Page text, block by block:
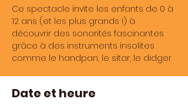
Ce spectacle invite les enfants de 0 à
12 ans (et les plus grands !) à
découvrir des sonorités fascinantes
grâce à des instruments insolites
comme le handpan, le sitar, le didger
Date et heure